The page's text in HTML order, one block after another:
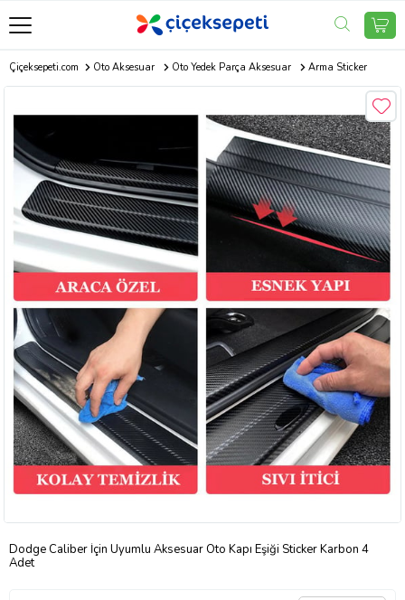
Çiçeksepeti.com Oto Aksesuar Oto Yedek Parça Aksesuar Arma Sticker
Dodge Caliber İçin Uyumlu Aksesuar Oto Kapı Eşiği Sticker Karbon 4
Adet